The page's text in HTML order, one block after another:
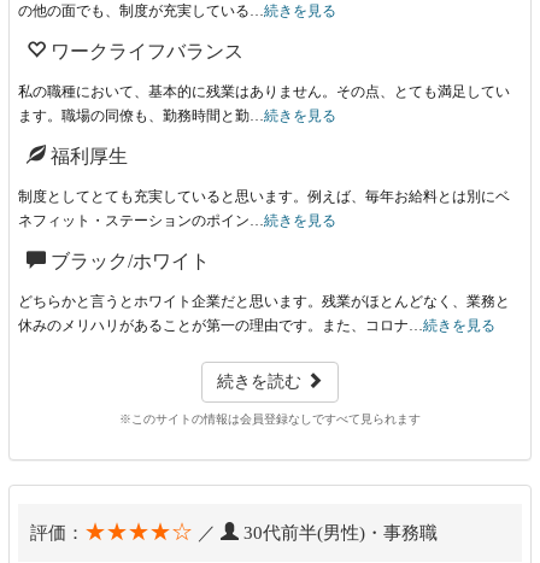
の他の面でも、制度が充実している…続きを見る
ワークライフバランス
私の職種において、基本的に残業はありません。その点、とても満足してい
ます。職場の同僚も、勤務時間と勤…続きを見る
福利厚生
制度としてとても充実していると思います。例えば、毎年お給料とは別にベ
ネフィット・ステーションのポイン…続きを見る
ブラック/ホワイト
どちらかと言うとホワイト企業だと思います。残業がほとんどなく、業務と
休みのメリハリがあることが第一の理由です。また、コロナ…続きを見る
続きを読む
※このサイトの情報は会員登録なしですべて見られます
評価： ★★★★☆ ／ 30代前半(男性)・事務職